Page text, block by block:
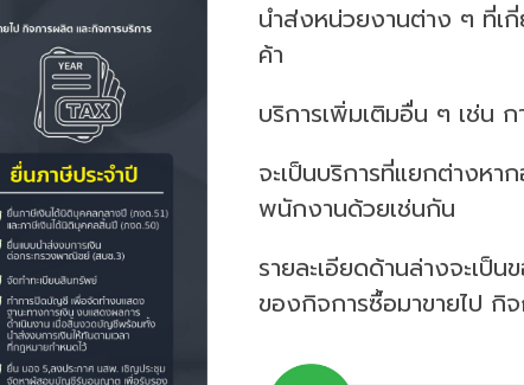
นำส่งหน่วยงานต่าง ๆ ที่เ
ค้า
บริการเพิ่มเติมอื่น ๆ เช่น
จะเป็นบริการที่แยกต่างหา
พนักงานด้วยเช่นกัน
รายละเอียดด้านล่างจะเป็
ของกิจการซื้อมาขายไป กิ